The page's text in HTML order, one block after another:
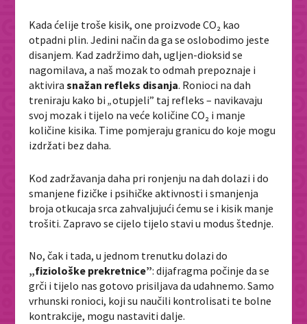
Kada ćelije troše kisik, one proizvode CO₂ kao
otpadni plin. Jedini način da ga se oslobodimo jeste
disanjem. Kad zadržimo dah, ugljen-dioksid se
nagomilava, a naš mozak to odmah prepoznaje i
aktivirasnažan refleks disanja. Ronioci na dah
treniraju kako bi„otupjeli” taj refleks – navikavaju
svoj mozak i tijelo na veće količine CO₂ i manje
količine kisika. Time pomjeraju granicu do koje mogu
izdržati bez daha.
Kod zadržavanja daha pri ronjenju na dah dolazi i do
smanjene fizičke i psihičke aktivnosti i smanjenja
broja otkucaja srca zahvaljujući ćemu se i kisik manje
trošiti. Zapravo se cijelo tijelo stavi u modus štednje.
No, čak i tada, u jednom trenutku dolazi do
„fiziološke prekretnice”: dijafragma počinje da se
grči i tijelo nas gotovo prisiljava da udahnemo. Samo
vrhunski ronioci, koji su naučili kontrolisati te bolne
kontrakcije, mogu nastaviti dalje.